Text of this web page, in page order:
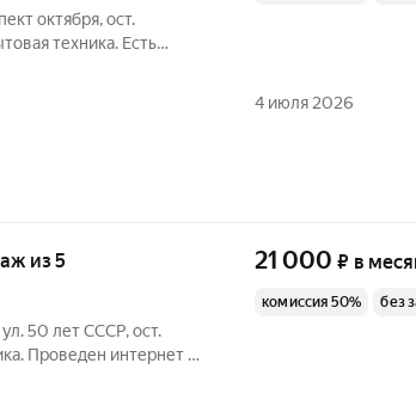
октября, ост.
техника. Есть
в шаговой доступности
4 июля 2026
из 5
50 лет СССР, ост.
Проведен интернет и
21 000 ₽ в
комиссия 50% без